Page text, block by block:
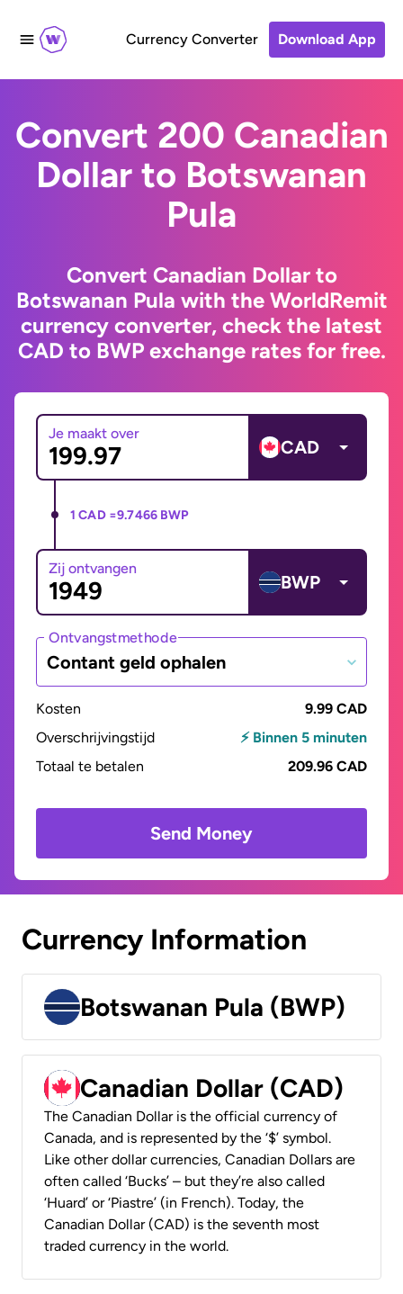
Currency Converter Download App
Convert 200 Canadian
Dollar to Botswanan
Pula
Convert Canadian Dollar to
Botswanan Pula with the WorldRemit
currency converter, check the latest
CAD to BWP exchange rates for free.
Je maakt over
CAD
1 CAD =9.7466 BWP
Zij ontvangen
BWP
Ontvangstmethode
Contant geld ophalen
Kosten
9.99 CAD
Overschrijvingstijd
⚡ Binnen 5 minuten
Totaal te betalen
209.96 CAD
Send Money
Currency Information
Botswanan Pula (BWP)
Canadian Dollar (CAD)
The Canadian Dollar is the official currency of
Canada, and is represented by the ‘$’ symbol.
Like other dollar currencies, Canadian Dollars are
often called ‘Bucks’ – but they’re also called
‘Huard’ or ‘Piastre’ (in French). Today, the
Canadian Dollar (CAD) is the seventh most
traded currency in the world.